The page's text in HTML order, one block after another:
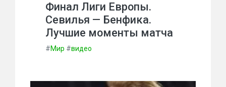
Финал Лиги Европы.
Севилья — Бенфика.
Лучшие моменты матча
#Мир #видео